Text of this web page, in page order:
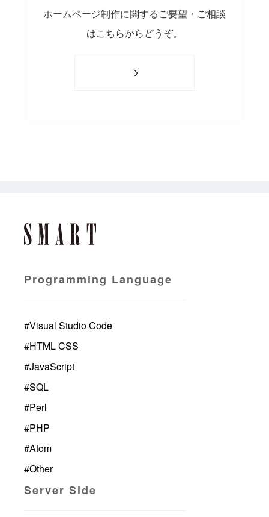
ホームページ制作に関するご要望・ご相談
はこちらからどうぞ。
Programming Language
#Visual Studio Code
#HTML CSS
#JavaScript
#SQL
#Perl
#PHP
#Atom
#Other
Server Side